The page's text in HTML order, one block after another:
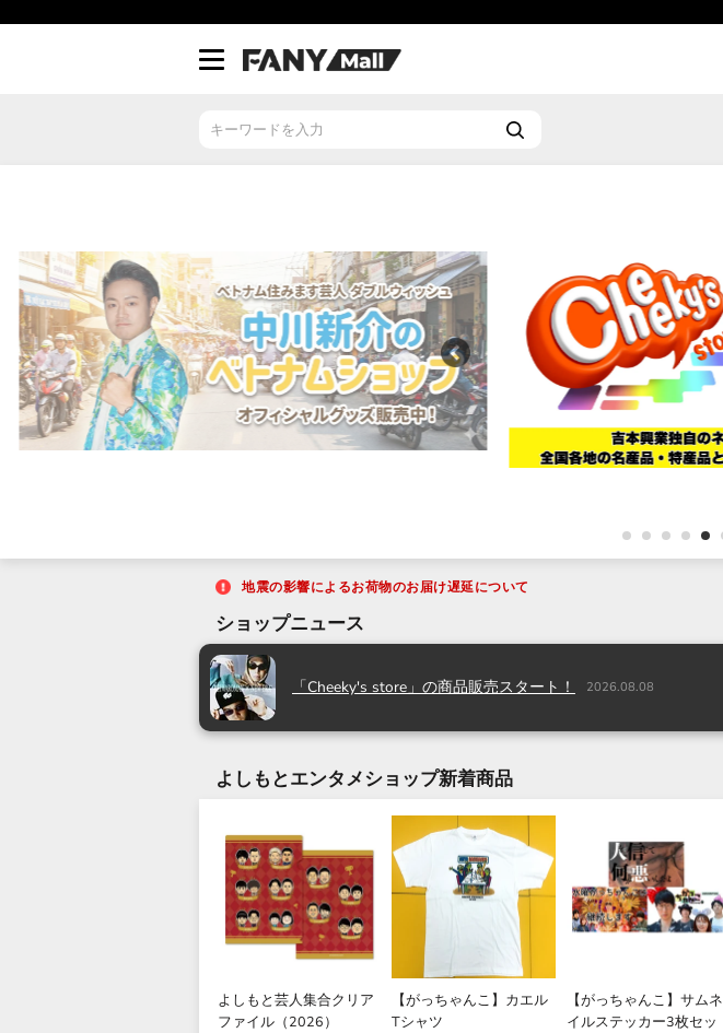
地震の影響によるお荷物のお届け遅延について
ショップニュース
「Cheeky's store」の商品販売スタート！ 2026.08.08
よしもとエンタメショップ新着商品
よしもと芸人集合クリア
ファイル（2026）
【がっちゃんこ】カエル
Tシャツ
【がっちゃんこ】サムネ
イルステッカー3枚セッ